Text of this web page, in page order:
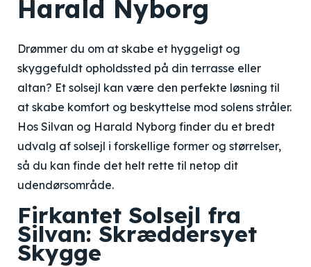
Harald Nyborg
Drømmer du om at skabe et hyggeligt og
skyggefuldt opholdssted på din terrasse eller
altan? Et solsejl kan være den perfekte løsning til
at skabe komfort og beskyttelse mod solens stråler.
Hos Silvan og Harald Nyborg finder du et bredt
udvalg af solsejl i forskellige former og størrelser,
så du kan finde det helt rette til netop dit
udendørsområde.
Firkantet Solsejl fra
Silvan: Skræddersyet
Skygge